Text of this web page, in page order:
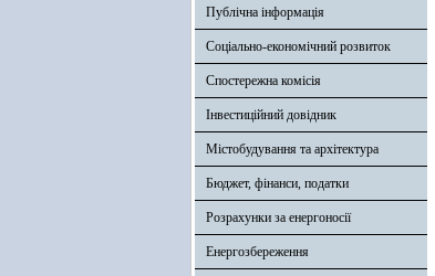
Публічна інформація
Соціально-економічний розвиток
Спостережна комісія
Інвестиційний довідник
Містобудування та архітектура
Бюджет, фінанси, податки
Розрахунки за енергоносії
Енергозбереження